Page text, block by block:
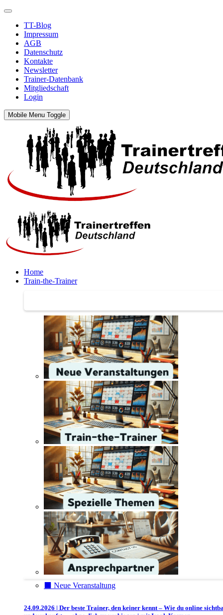
TT-Blog
Impressum
AGB
Datenschutz
Kontakte
Newsletter
Trainer-Datenbank
Mitgliedschaft
Login
Mobile Menu Toggle
Home
Train-the-Trainer
⬛️ Neue Veranstaltung
24.09.2026 | Der beste Trainer, den keiner kennt – Wie du online